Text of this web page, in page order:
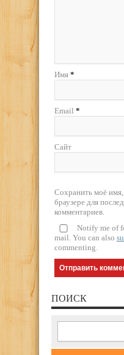
Имя *
Email *
Сайт
Сохранить моё
браузере для
комментариев.
Notify me of
mail. You can also
commenting.
ПОИСК